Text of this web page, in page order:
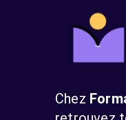
Chez